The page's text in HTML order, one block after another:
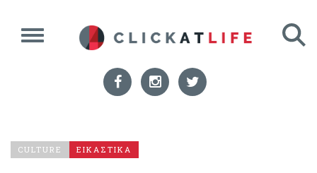
CULTURE ΕΙΚΑΣΤΙΚΑ